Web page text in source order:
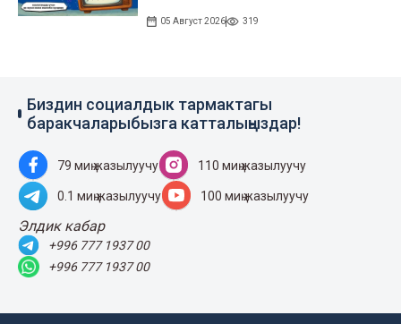
05 Август 2026 319
Биздин социалдык тармактагы
баракчаларыбызга катталыңыздар!
79 миң жазылуучу 110 миң жазылуучу
0.1 миң жазылуучу 100 миң жазылуучу
Элдик кабар
+996 777 1937 00
+996 777 1937 00